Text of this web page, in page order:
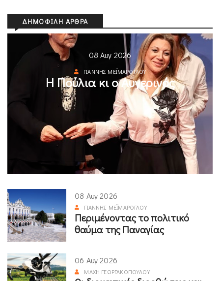
ΔΗΜΟΦΙΛΉ ΆΡΘΡΑ
08 Αυγ 2026
ΓΙΆΝΝΗΣ ΜΕΪΜΆΡΟΓΛΟΥ
Η Πούλια κι ο Αυγερινός
08 Αυγ 2026
ΓΙΆΝΝΗΣ ΜΕΪΜΆΡΟΓΛΟΥ
Περιμένοντας το πολιτικό
θαύμα της Παναγίας
06 Αυγ 2026
ΜΆΧΗ ΓΕΩΡΓΑΚΟΠΟΎΛΟΥ